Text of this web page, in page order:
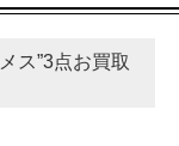
ス”3点お買取